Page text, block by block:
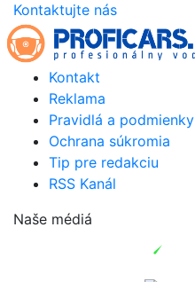
Kontaktujte nás
Kontakt
Reklama
Pravidlá a podmienky
Ochrana súkromia
Tip pre redakciu
RSS Kanál
Naše médiá